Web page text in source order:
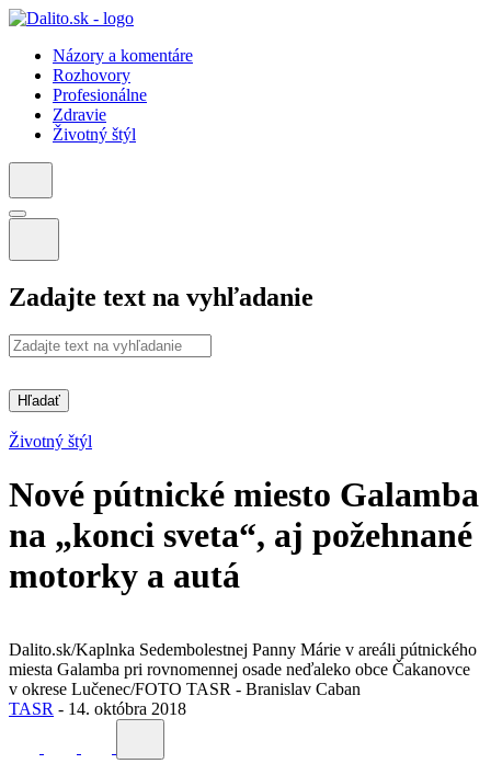
Názory a komentáre
Rozhovory
Profesionálne
Zdravie
Životný štýl
Zadajte text na vyhľadanie
Hľadať
Životný štýl
Nové pútnické miesto Galamba
na „konci sveta“, aj požehnané
motorky a autá
Dalito.sk/Kaplnka Sedembolestnej Panny Márie v areáli pútnického
miesta Galamba pri rovnomennej osade neďaleko obce Čakanovce
v okrese Lučenec/FOTO TASR - Branislav Caban
TASR - 14. októbra 2018